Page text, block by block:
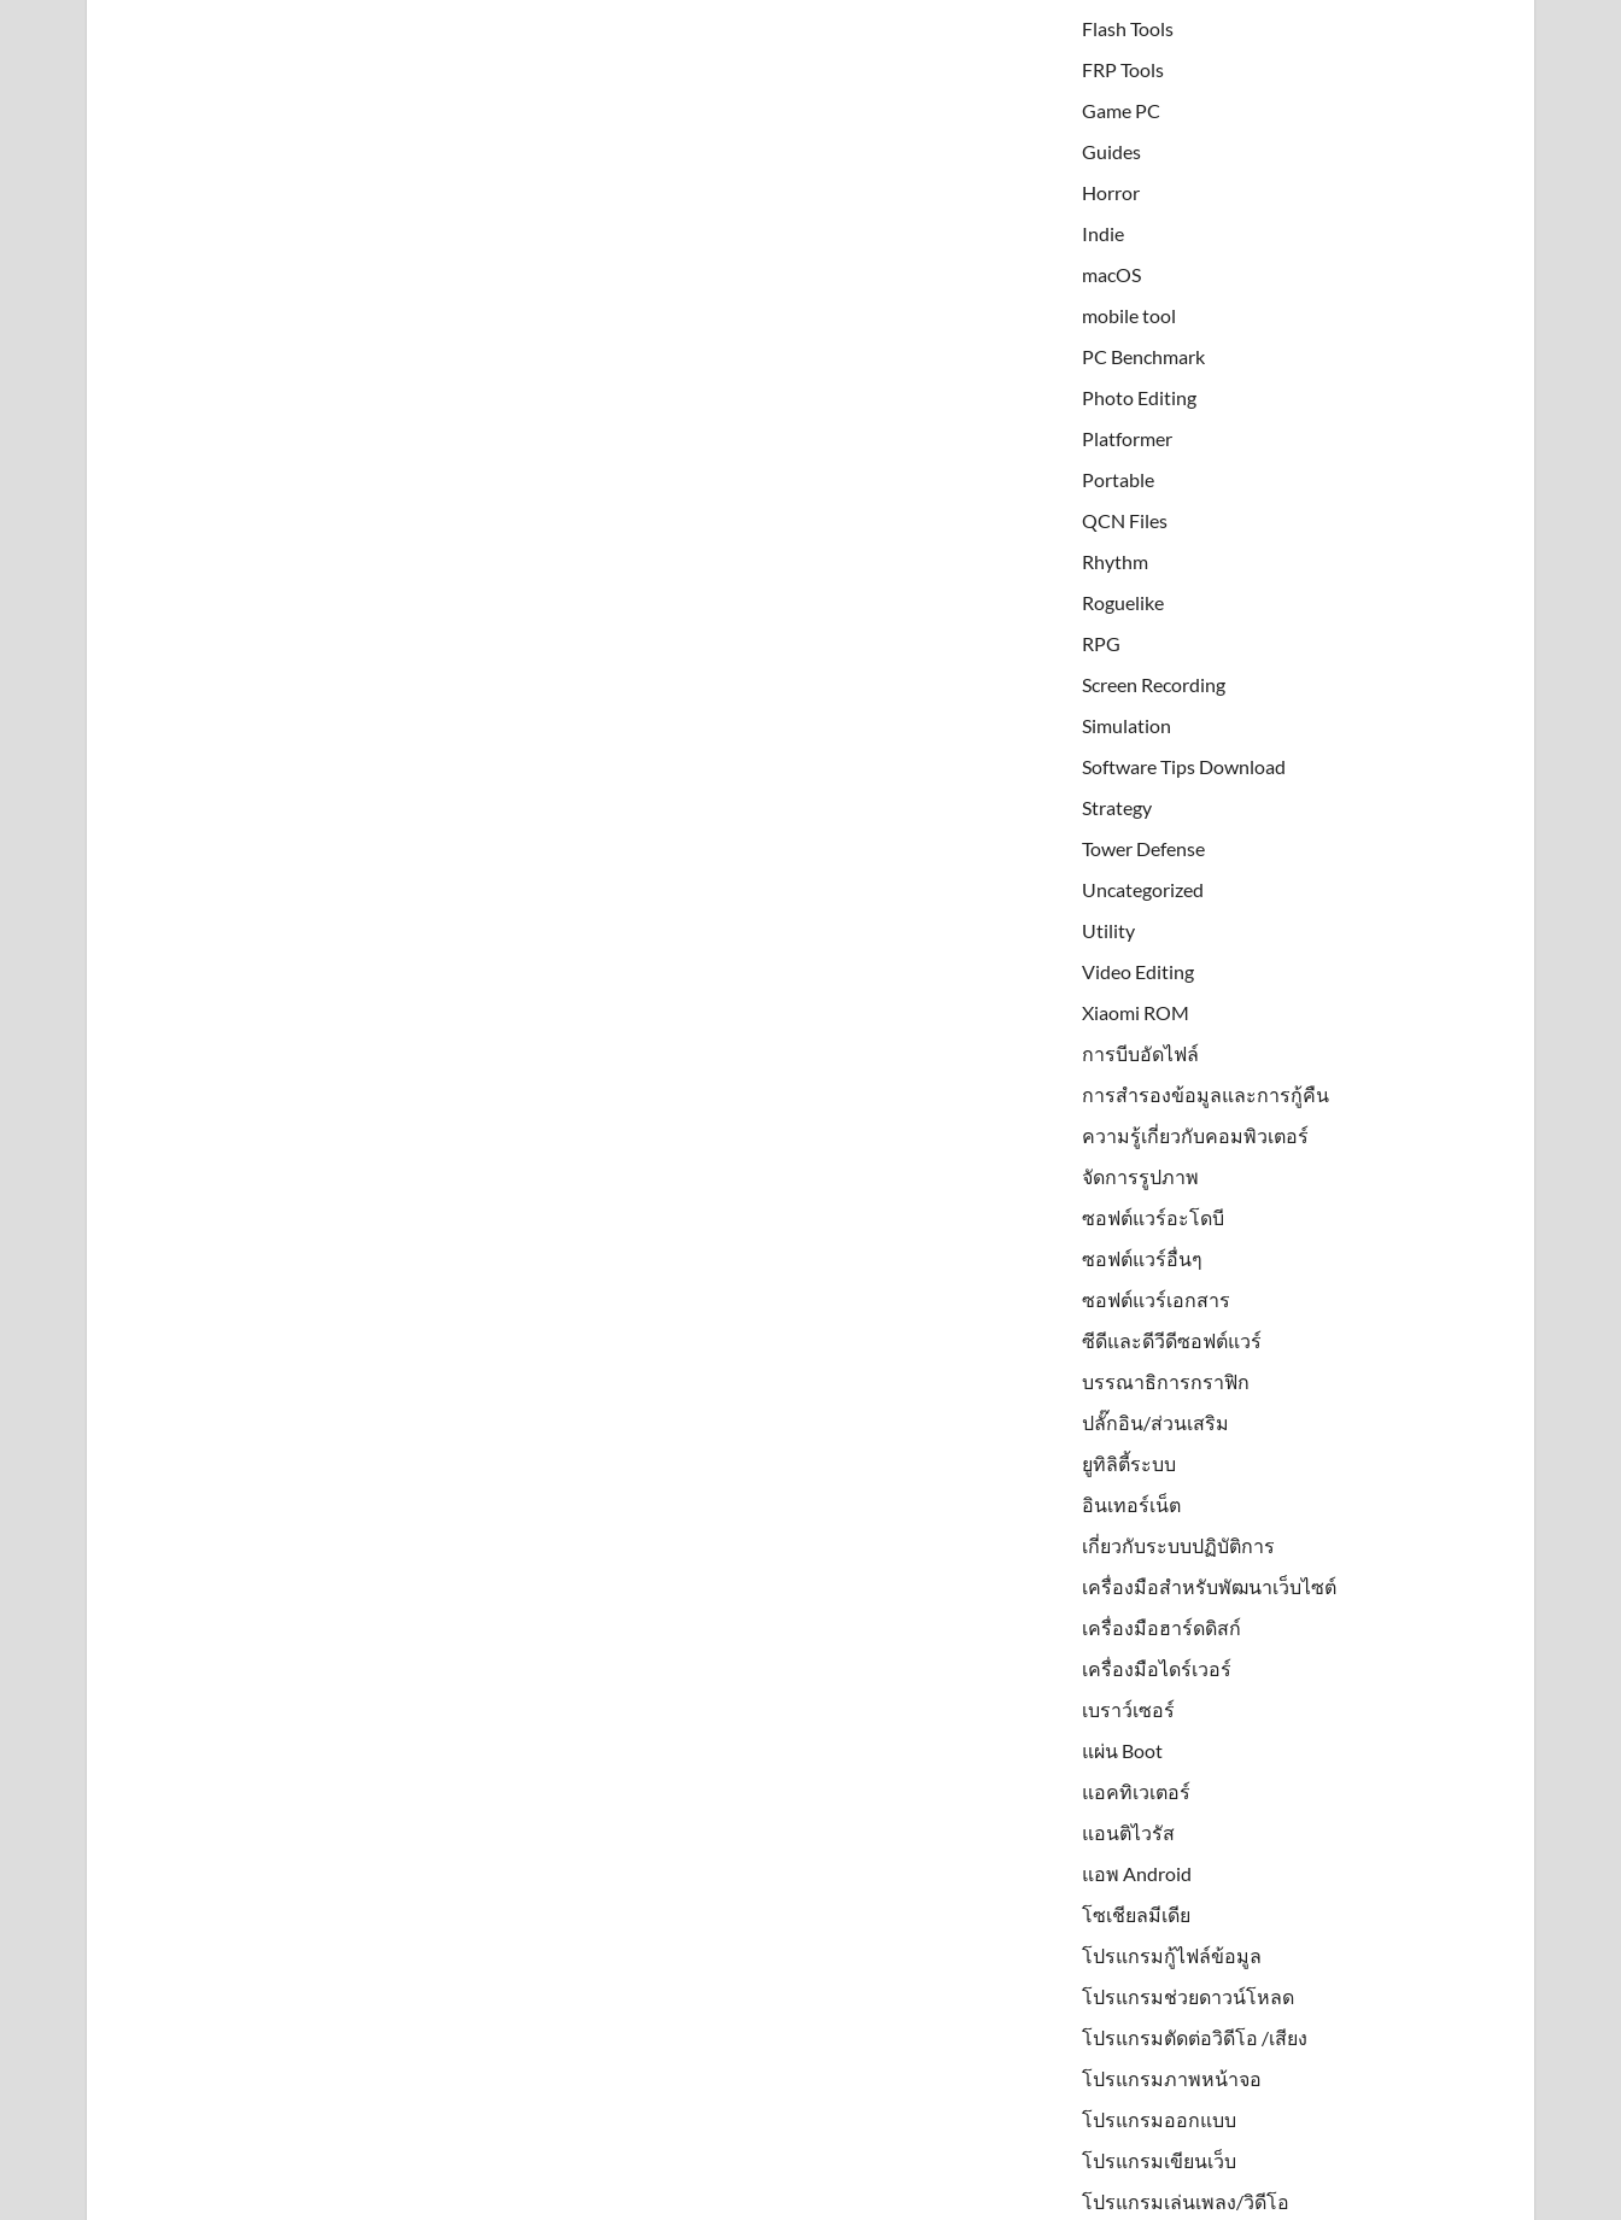
Flash Tools
FRP Tools
Game PC
Guides
Horror
Indie
macOS
mobile tool
PC Benchmark
Photo Editing
Platformer
Portable
QCN Files
Rhythm
Roguelike
RPG
Screen Recording
Simulation
Software Tips Download
Strategy
Tower Defense
Uncategorized
Utility
Video Editing
Xiaomi ROM
การบีบอัดไฟล์
การสำรองข้อมูลและการกู้คืน
ความรู้เกี่ยวกับคอมพิวเตอร์
จัดการรูปภาพ
ซอฟต์แวร์อะโดบี
ซอฟต์แวร์อื่นๆ
ซอฟต์แวร์เอกสาร
ซีดีและดีวีดีซอฟต์แวร์
บรรณาธิการกราฟิก
ปลั๊กอิน/ส่วนเสริม
ยูทิลิตี้ระบบ
อินเทอร์เน็ต
เกี่ยวกับระบบปฏิบัติการ
เครื่องมือสำหรับพัฒนาเว็บไซต์
เครื่องมือฮาร์ดดิสก์
เครื่องมือไดร์เวอร์
เบราว์เซอร์
แผ่น Boot
แอคทิเวเตอร์
แอนติไวรัส
แอพ Android
โซเชียลมีเดีย
โปรแกรมกู้ไฟล์ข้อมูล
โปรแกรมช่วยดาวน์โหลด
โปรแกรมตัดต่อวิดีโอ /เสียง
โปรแกรมภาพหน้าจอ
โปรแกรมออกแบบ
โปรแกรมเขียนเว็บ
โปรแกรมเล่นเพลง/วิดีโอ